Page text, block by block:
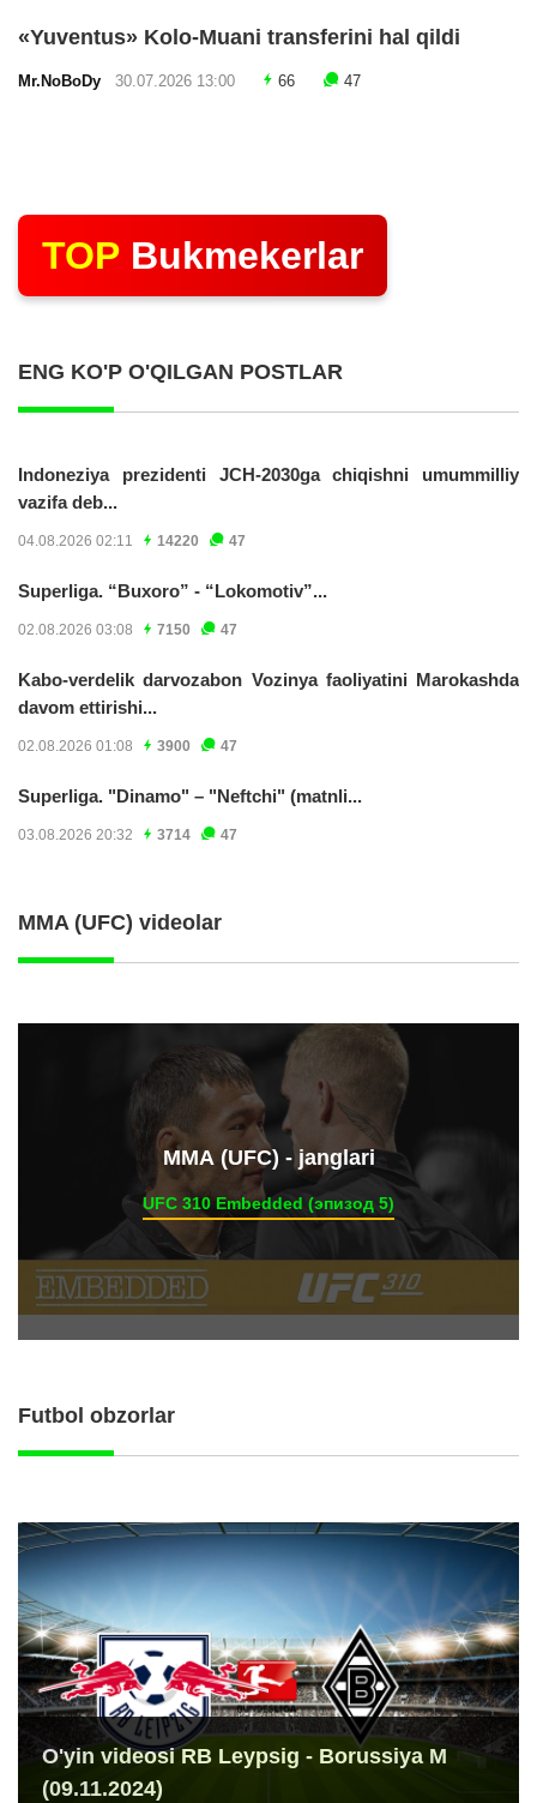
«Yuventus» Kolo-Muani transferini hal qildi
Mr.NoBoDy 30.07.2026 13:00 66 47
TOP Bukmekerlar
ENG KO'P O'QILGAN POSTLAR
Indoneziya prezidenti JCH-2030ga chiqishni umummilliy
vazifa deb...
04.08.2026 02:11 14220 47
Superliga. “Buxoro” - “Lokomotiv”...
02.08.2026 03:08 7150 47
Kabo-verdelik darvozabon Vozinya faoliyatini Marokashda
davom ettirishi...
02.08.2026 01:08 3900 47
Superliga. "Dinamo" – "Neftchi" (matnli...
03.08.2026 20:32 3714 47
MMA (UFC) videolar
ММА (UFC) - janglari
UFC 310 Embedded (эпизод 5)
Futbol obzorlar
O'yin videosi RB Leypsig - Borussiya M
(09.11.2024)